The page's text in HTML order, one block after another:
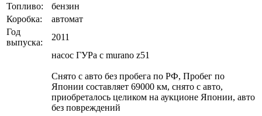
Топливо:
бензин
Коробка:
автомат
Год
выпуска:
2011
насос ГУРа с murano z51
Снято с авто без пробега по РФ, Пробег по
Японии составляет 69000 км, снято с авто,
приобреталось целиком на аукционе Японии, авто
без повреждений